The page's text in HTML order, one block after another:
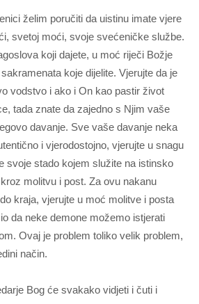
želim poručiti da uistinu imate vjere
svetoj moći, svoje svećeničke službe.
koji dajete, u moć riječi Božje
koje dijelite. Vjerujte da je
vodstvo i ako i On kao pastir život
tada znate da zajedno s Njim vaše
davanje. Sve vaše davanje neka
i vjerodostojno, vjerujte u snagu
svoje stado kojem služite na istinsko
molitvu i post. Za ovu nakanu
kraja, vjerujte u moć molitve i posta
da neke demone možemo istjerati
Ovaj je problem toliko velik problem,
način.
Bog će svakako vidjeti i čuti i